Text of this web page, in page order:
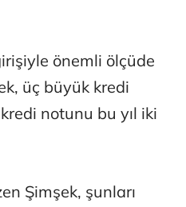
önemli ölçüde
üç büyük kredi
notunu bu yıl iki
Şimşek, şunları